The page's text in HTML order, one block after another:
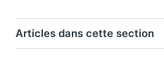
Articles dans cette section